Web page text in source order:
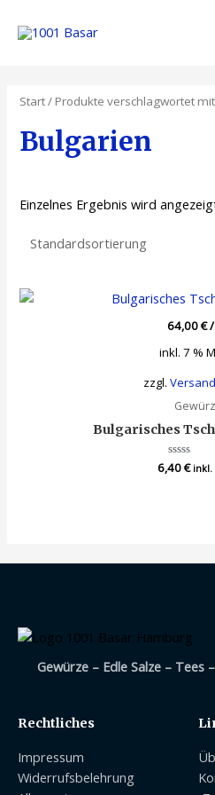
Start/ Produkte verschlagwortet mit
Bulgarien
Einzelnes Ergebnis wird
64,00€/
inkl. 7 %
zzgl.
Bulgarisches
Bewertet
6,40€ inkl.
Gewürze – Edle Salze – Tees
Rechtliches
Impressum
Widerrufsbelehrung